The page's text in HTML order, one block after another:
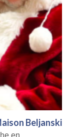
Beljanski
en